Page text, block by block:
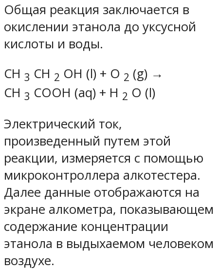
Общая реакция заключается в
окислении этанола до уксусной
кислоты и воды.
CH 3 CH 2 OH (l) + O 2 (g) →
CH 3 COOH (aq) + H 2 O (l)
Электрический ток,
произведенный путем этой
реакции, измеряется с помощью
микроконтроллера алкотестера.
Далее данные отображаются на
экране алкометра, показывающем
содержание концентрации
этанола в выдыхаемом человеком
воздухе.